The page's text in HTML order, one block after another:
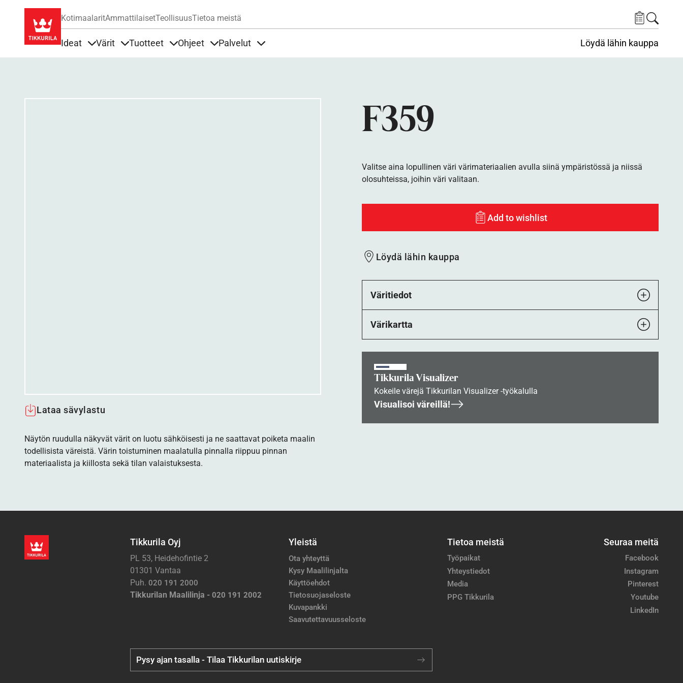
KotimaalaritAmmattilaisetTeollisuusTietoa meistä
Ideat Värit Tuotteet Ohjeet Palvelut Löydä lähin kauppa
F359
Lataa sävylastu
Näytön ruudulla näkyvät värit on luotu sähköisesti ja ne saattavat poiketa maalin
todellisista väreistä. Värin toistuminen maalatulla pinnalla riippuu pinnan
materiaalista ja kiillosta sekä tilan valaistuksesta.
Valitse aina lopullinen väri värimateriaalien avulla siinä ympäristössä ja niissä
olosuhteissa, joihin väri valitaan.
Add to wishlist
Löydä lähin kauppa
Väritiedot
Värikartta
Tikkurila Visualizer
Kokeile värejä Tikkurilan Visualizer -työkalulla
Visualisoi väreillä!
Tikkurila Oyj
PL 53, Heidehofintie 2
01301 Vantaa
Puh. 020 191 2000
Tikkurilan Maalilinja - 020 191 2002
Yleistä
Ota yhteyttä
Kysy Maalilinjalta
Käyttöehdot
Tietosuojaseloste
Kuvapankki
Saavutettavuusseloste
Tietoa meistä
Työpaikat
Yhteystiedot
Media
PPG Tikkurila
Seuraa meitä
Facebook
Instagram
Pinterest
Youtube
LinkedIn
Pysy ajan tasalla - Tilaa Tikkurilan uutiskirje